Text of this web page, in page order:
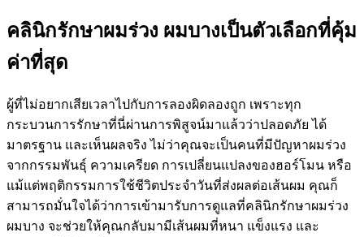
คลินิกรักษาผมร่วง ผมบางเป็นตัวเลือกที่คุ้ม
ค่าที่สุด
ผู้ที่ไม่อยากเสียเวลาไปกับการลองผิดลองถูก เพราะทุก
กระบวนการรักษาที่นี่ผ่านการพิสูจน์มาแล้วว่าปลอดภัย ได้
มาตรฐาน และเห็นผลจริง ไม่ว่าคุณจะเป็นคนที่มีปัญหาผมร่วง
จากกรรมพันธุ์ ความเครียด การเปลี่ยนแปลงของฮอร์โมน หรือ
แม้แต่พฤติกรรมการใช้ชีวิตประจำวันที่ส่งผลต่อเส้นผม คุณก็
สามารถมั่นใจได้ว่าการเข้ามารับการดูแลที่คลินิกรักษาผมร่วง
ผมบาง จะช่วยให้คุณกลับมามีเส้นผมที่หนา แข็งแรง และ